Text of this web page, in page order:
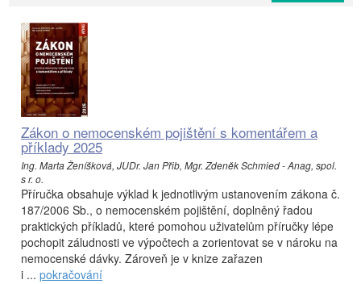
Zákon o nemocenském pojištění s komentářem a
příklady 2025
Ing. Marta Ženíšková, JUDr. Jan Přib, Mgr. Zdeněk Schmied - Anag, spol.
s r. o.
Příručka obsahuje výklad k jednotlivým ustanovením zákona č.
187/2006 Sb., o nemocenském pojištění, doplněný řadou
praktických příkladů, které pomohou uživatelům příručky lépe
pochopit záludnosti ve výpočtech a zorientovat se v nároku na
nemocenské dávky. Zároveň je v knize zařazen
i ... pokračování